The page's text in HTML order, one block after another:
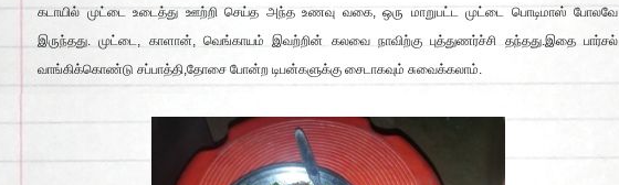
கடாயில் முட்டை உடைத்து ஊற்றி செய்த அந்த உணவு வகை, ஒரு மாறுபட்ட முட்டை பொடிமாஸ் போலவே
இருந்தது. முட்டை, காளான், வெங்காயம் இவற்றின் கலவை நாவிற்கு புத்துணர்ச்சி தந்தது.இதை பார்சல்
வாங்கிக்கொண்டு சப்பாத்தி,தோசை போன்ற டிபன்களுக்கு சைடாகவும் சுவைக்கலாம்.